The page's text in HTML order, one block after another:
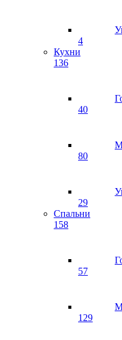
4
Кухни
136
40
80
29
Спальни
158
57
129